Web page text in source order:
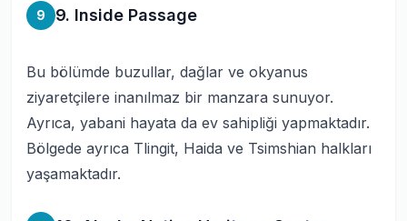
9 9. Inside Passage
Bu bölümde buzullar, dağlar ve okyanus
ziyaretçilere inanılmaz bir manzara sunuyor.
Ayrıca, yabani hayata da ev sahipliği yapmaktadır.
Bölgede ayrıca Tlingit, Haida ve Tsimshian halkları
yaşamaktadır.